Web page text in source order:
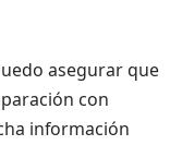
asegurar que
con
información